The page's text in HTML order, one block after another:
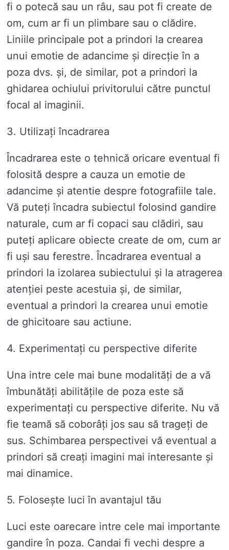
fi o potecă sau un râu, sau pot fi create de
om, cum ar fi un plimbare sau o clădire.
Liniile principale pot a prindori la crearea
unui emotie de adancime și direcție în a
poza dvs. și, de similar, pot a prindori la
ghidarea ochiului privitorului către punctul
focal al imaginii.
3. Utilizați încadrarea
Încadrarea este o tehnică oricare eventual fi
folosită despre a cauza un emotie de
adancime și atentie despre fotografiile tale.
Vă puteți încadra subiectul folosind gandire
naturale, cum ar fi copaci sau clădiri, sau
puteți aplicare obiecte create de om, cum ar
fi uși sau ferestre. Încadrarea eventual a
prindori la izolarea subiectului și la atragerea
atenției peste acestuia și, de similar,
eventual a prindori la crearea unui emotie
de ghicitoare sau actiune.
4. Experimentați cu perspective diferite
Una intre cele mai bune modalități de a vă
îmbunătăți abilitățile de poza este să
experimentați cu perspective diferite. Nu vă
fie teamă să coborâți jos sau să trageți de
sus. Schimbarea perspectivei vă eventual a
prindori să creați imagini mai interesante și
mai dinamice.
5. Folosește luci în avantajul tău
Luci este oarecare intre cele mai importante
gandire în poza. Candai fi vechi despre a